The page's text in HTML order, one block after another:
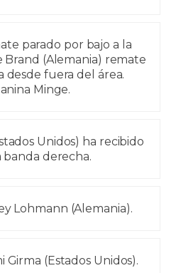
parado por bajo a la
Brand (Alemania) remate
desde fuera del área.
Minge.
Unidos) ha recibido
derecha.
Lohmann (Alemania).
Girma (Estados Unidos).